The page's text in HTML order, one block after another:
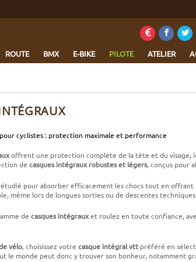
ROUTE BMX E-BIKE PILOTE ATELIER
Rechercher
un
une
marque...
cyclistes : protection maximale et performance
offrent une protection complète de la tête et du visage,
de casques intégraux robustes et légers, conçus pour
étudié pour absorber efficacement les chocs tout en
même lors de longues sorties ou de descentes techniques.
de casques intégrauxet roulez en toute confiance,
vélo, choisissez votre casque intégral vtt préféré en
le monde peut donc y trouver son bonheur, notamment